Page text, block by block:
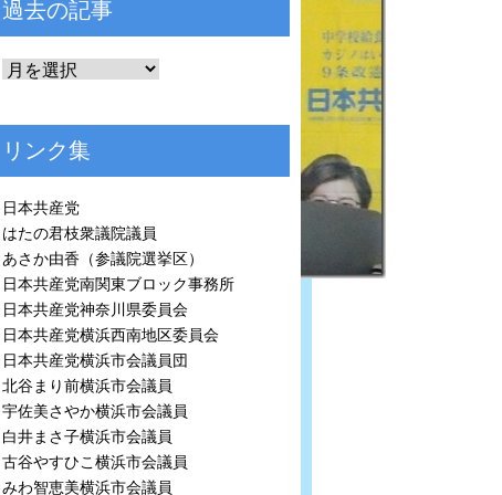
過去の記事
リンク集
日本共産党
はたの君枝衆議院議員
あさか由香（参議院選挙区）
日本共産党南関東ブロック事務所
日本共産党神奈川県委員会
日本共産党横浜西南地区委員会
日本共産党横浜市会議員団
北谷まり前横浜市会議員
宇佐美さやか横浜市会議員
白井まさ子横浜市会議員
古谷やすひこ横浜市会議員
みわ智恵美横浜市会議員